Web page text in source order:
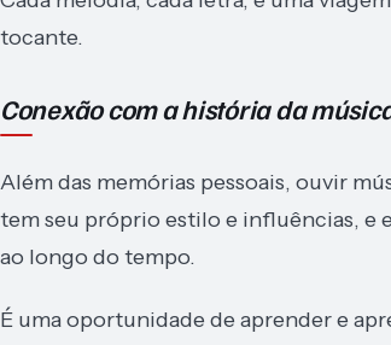
tocante.
Conexão com a história da
Além das memórias pessoais, ouvir
tem seu próprio estilo e influências, e
ao longo do tempo.
É uma oportunidade de aprender e